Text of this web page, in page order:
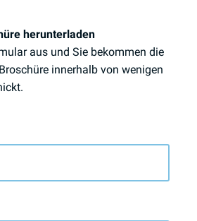
herunterladen
aus und Sie bekommen die
innerhalb von wenigen